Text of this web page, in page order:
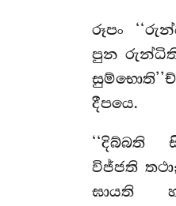
රූපං
පුන
දීපයෙ.
විජ්ජති තථා;
ඝායති